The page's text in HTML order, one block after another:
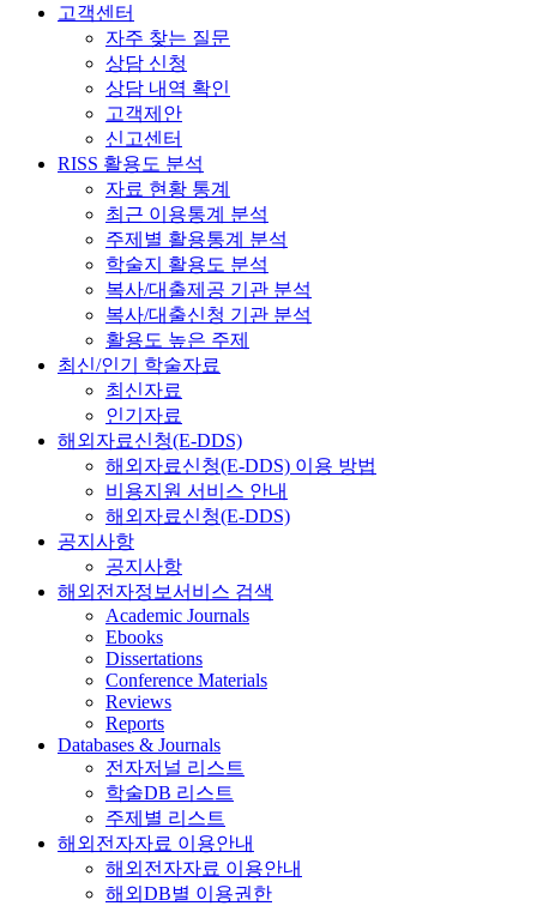
고객센터
자주 찾는 질문
상담 신청
상담 내역 확인
고객제안
신고센터
RISS 활용도 분석
자료 현황 통계
최근 이용통계 분석
주제별 활용통계 분석
학술지 활용도 분석
복사/대출제공 기관 분석
복사/대출신청 기관 분석
활용도 높은 주제
최신/인기 학술자료
최신자료
인기자료
해외자료신청(E-DDS)
해외자료신청(E-DDS) 이용 방법
비용지원 서비스 안내
해외자료신청(E-DDS)
공지사항
공지사항
해외전자정보서비스 검색
Academic Journals
Ebooks
Dissertations
Conference Materials
Reviews
Reports
Databases & Journals
전자저널 리스트
학술DB 리스트
주제별 리스트
해외전자자료 이용안내
해외전자자료 이용안내
해외DB별 이용권한